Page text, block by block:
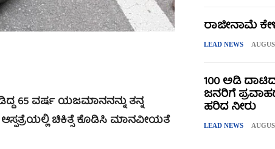
65 ವರ್ಷ ಯಜಮಾನನನ್ನು ತನ್ನ
ಆಸ್ಪತ್ರೆಯಲ್ಲಿ ಚಿಕಿತ್ಸೆ ಕೊಡಿಸಿ ಮಾನವೀಯತೆ
ರಾಜೀನಾಮೆ
LEAD NEWS
100 ಅಡಿ
ಜನರಿಗೆ
ಹರಿದ ನೀರು
LEAD NEWS